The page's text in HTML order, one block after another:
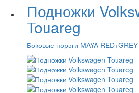
Подножки
Touareg
Боковые пороги MAYA RED+GREY